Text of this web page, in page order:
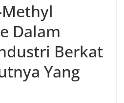
Dalam
Berkat
Yang